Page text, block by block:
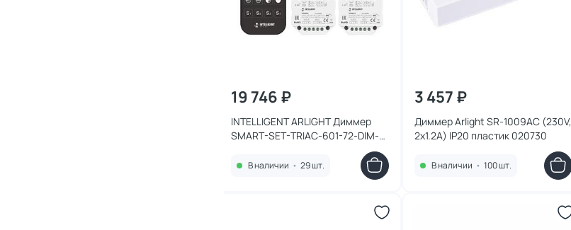
19 746 ₽
INTELLIGENT ARLIGHT Диммер
SMART-SET-TRIAC-601-72-DIM-
PD-IN Black (230V, 1x1.5A, x4, ПДУ
10кн, 2.4G) IP20 пластик 036199
В наличии • 29 шт.
3 457 ₽
Диммер Arlight SR-1009AC (230V,
2x1.2A) IP20 пластик 020730
В наличии • 100 шт.